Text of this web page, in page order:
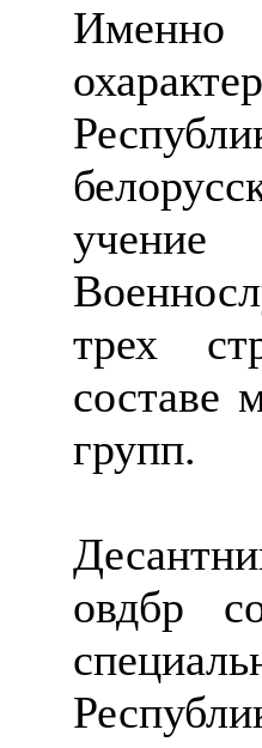
учение
трех
составе
групп.
овдбр